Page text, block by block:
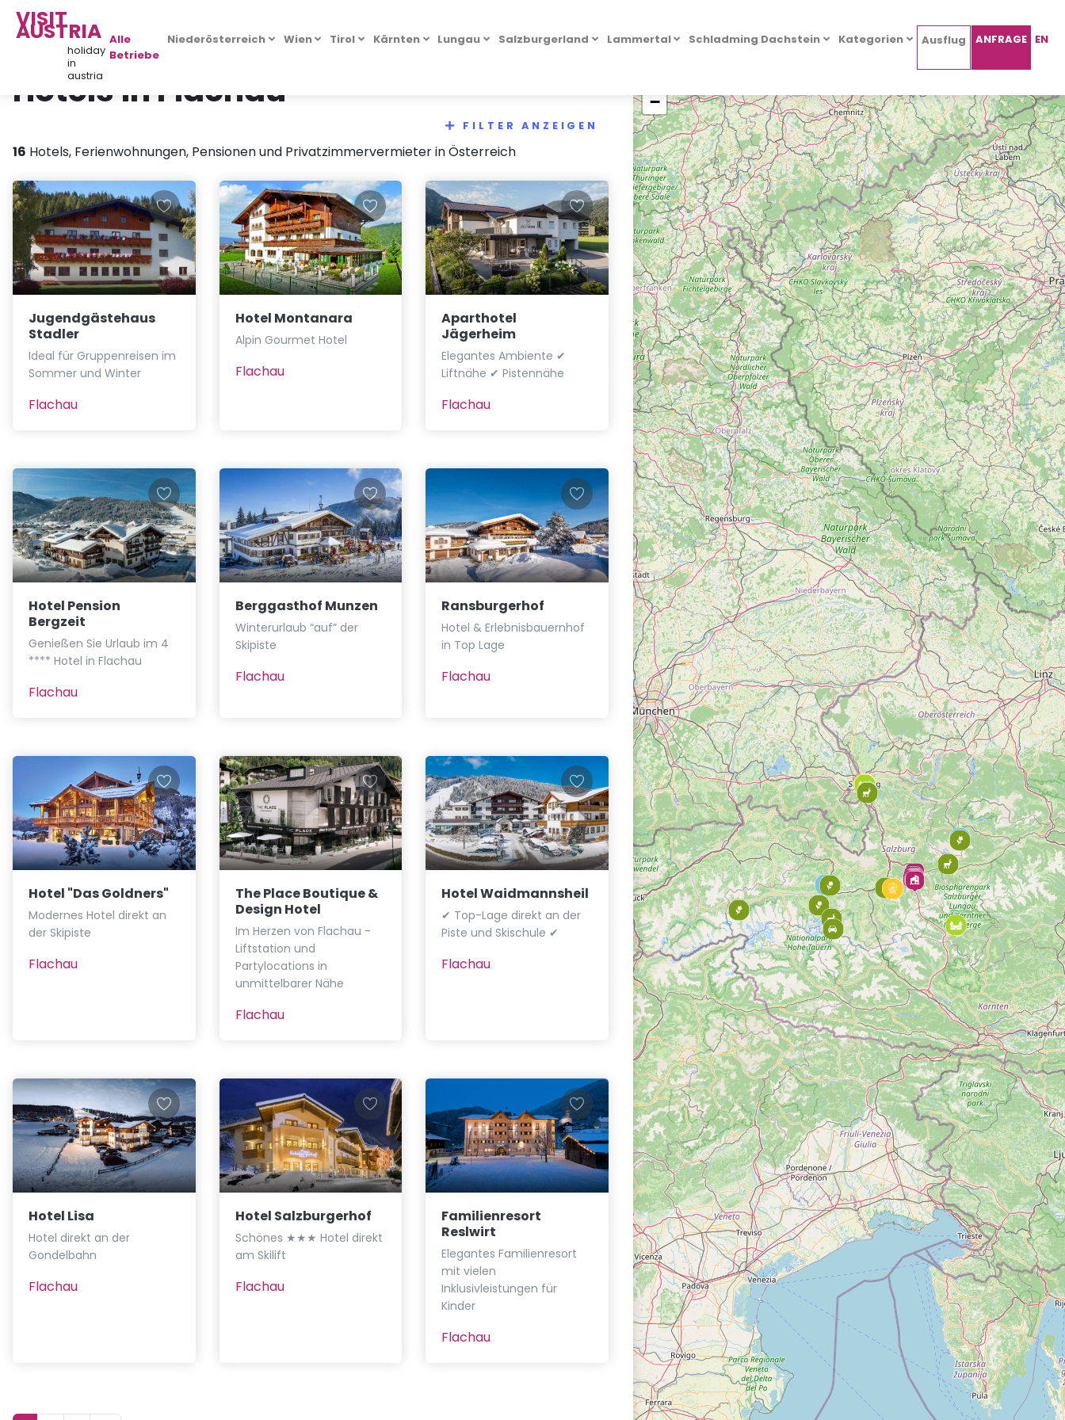
VISIT
AUSTRIA
holiday
in
austria
Alle
Betriebe
Niederösterreich Wien Tirol Kärnten Lungau Salzburgerland Lammertal Schladming Dachstein Kategorien Ausflug ANFRAGE EN
Hotels in Flachau
FILTER ANZEIGEN
16 Hotels, Ferienwohnungen, Pensionen und Privatzimmervermieter in Österreich
Jugendgästehaus
Stadler
Ideal für Gruppenreisen im
Sommer und Winter
Flachau
Hotel Montanara
Alpin Gourmet Hotel
Flachau
Aparthotel
Jägerheim
Elegantes Ambiente ✔
Liftnähe ✔ Pistennähe
Flachau
Hotel Pension
Bergzeit
Genießen Sie Urlaub im 4
**** Hotel in Flachau
Flachau
Berggasthof Munzen
Winterurlaub “auf” der
Skipiste
Flachau
Ransburgerhof
Hotel & Erlebnisbauernhof
in Top Lage
Flachau
Hotel "Das Goldners"
Modernes Hotel direkt an
der Skipiste
Flachau
The Place Boutique &
Design Hotel
Im Herzen von Flachau -
Liftstation und
Partylocations in
unmittelbarer Nähe
Flachau
Hotel Waidmannsheil
✔ Top-Lage direkt an der
Piste und Skischule ✔
Flachau
Hotel Lisa
Hotel direkt an der
Gondelbahn
Flachau
Hotel Salzburgerhof
Schönes ★★★ Hotel direkt
am Skilift
Flachau
Familienresort
Reslwirt
Elegantes Familienresort
mit vielen
Inklusivleistungen für
Kinder
Flachau
−